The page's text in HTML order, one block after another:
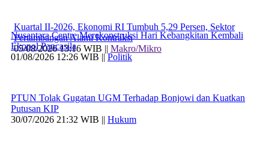
Kuartal II-2026, Ekonomi RI Tumbuh 5,29 Persen, Sektor
Pertambangan Alami Kontraksi
05/08/2026 13:16 WIB || Makro/Mikro
Nusantara Centre Merekonstruksi Hari Kebangkitan Kembali
Ekopol Pancasila
01/08/2026 12:26 WIB ||Politik
PTUN Tolak Gugatan UGM Terhadap Bonjowi dan Kuatkan
Putusan KIP
30/07/2026 21:32 WIB || Hukum